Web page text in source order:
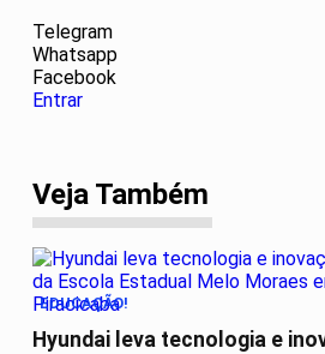
Telegram
Whatsapp
Facebook
Entrar
Veja Também
EDUCAÇÃO!
Hyundai leva tecnologia e